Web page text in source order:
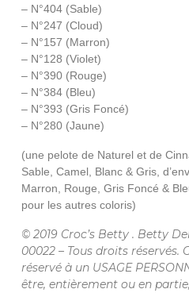
– N°404 (Sable)
– N°247 (Cloud)
– N°157 (Marron)
– N°128 (Violet)
– N°390 (Rouge)
– N°384 (Bleu)
– N°393 (Gris Foncé)
– N°280 (Jaune)
(une pelote de Naturel et de
Sable, Camel, Blanc & Gris,
Marron, Rouge, Gris Foncé &
pour les autres coloris)
© 2019 Croc’s Betty . Betty
00022 – Tous droits
réservé à un USAGE
être, entièrement ou en